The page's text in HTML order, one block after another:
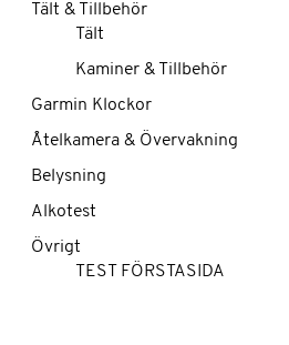
Tält & Tillbehör
Tält
Kaminer & Tillbehör
Garmin Klockor
Åtelkamera & Övervakning
Belysning
Alkotest
Övrigt
TEST FÖRSTASIDA